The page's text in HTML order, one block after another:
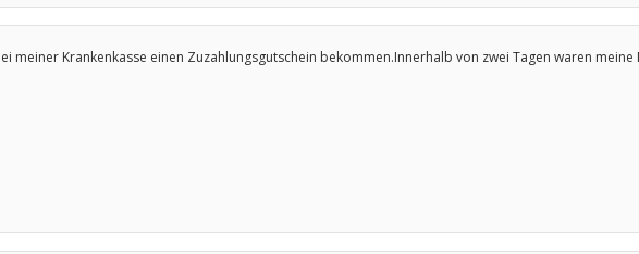
meiner Krankenkasse einen Zuzahlungsgutschein bekommen.Innerhalb von zwei Tagen waren meine